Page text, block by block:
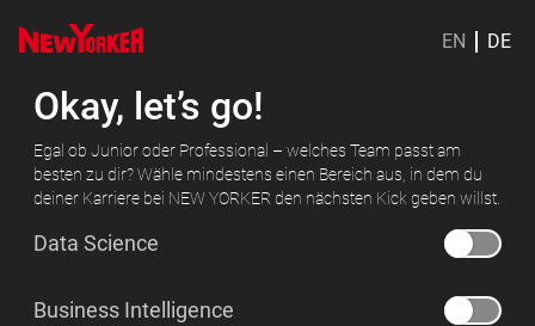
EN DE
Okay, let’s go!
Egal ob Junior oder Professional – welches Team passt am
besten zu dir? Wähle mindestens einen Bereich aus, in dem du
deiner Karriere bei NEW YORKER den nächsten Kick geben willst.
Data Science
Business Intelligence